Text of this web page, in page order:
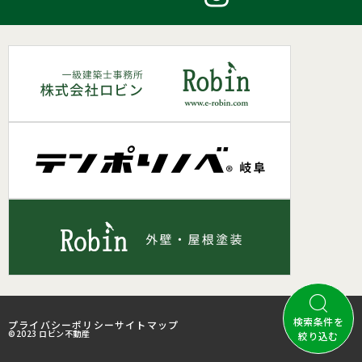
検索条件を
絞り込む
プライバシーポリシーサイトマップ
©2023 ロビン不動産